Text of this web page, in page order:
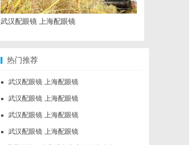
武汉配眼镜 上海配眼镜
热门推荐
● 武汉配眼镜 上海配眼镜
● 武汉配眼镜 上海配眼镜
● 武汉配眼镜 上海配眼镜
● 武汉配眼镜 上海配眼镜